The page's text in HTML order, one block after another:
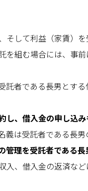
そして利益（家賃）
組む場合には、事
託者である長男とす
し、借入金の申し込
義は受託者である長
管理を受託者である
入、借入金の返済な